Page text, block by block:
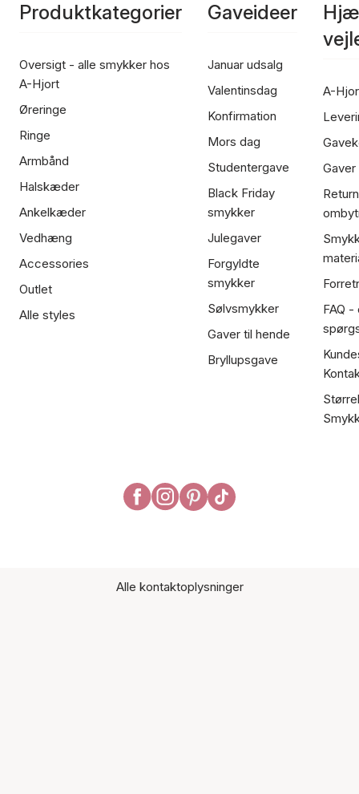
Produktkategorier
Oversigt - alle smykker hos
A-Hjort
Øreringe
Ringe
Armbånd
Halskæder
Ankelkæder
Vedhæng
Accessories
Outlet
Alle styles
Gaveideer
Januar udsalg
Valentinsdag
Konfirmation
Mors dag
Studentergave
Black Friday
smykker
Julegaver
Forgyldte
smykker
Sølvsmykker
Gaver til hende
Bryllupsgave
A-
FAQ
Alle kontaktoplysninger